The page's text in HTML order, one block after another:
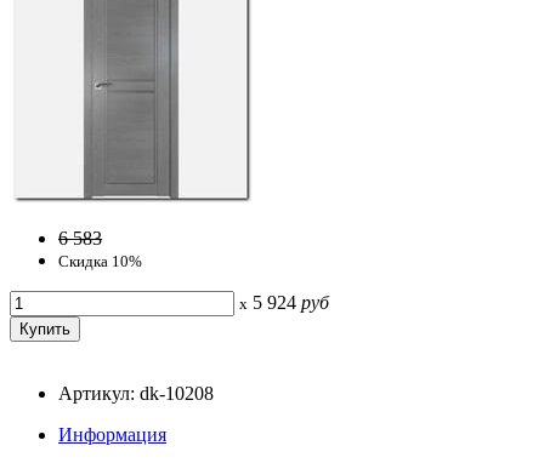
6 583
Скидка 10%
x 5 924 руб
Артикул: dk-10208
Информация